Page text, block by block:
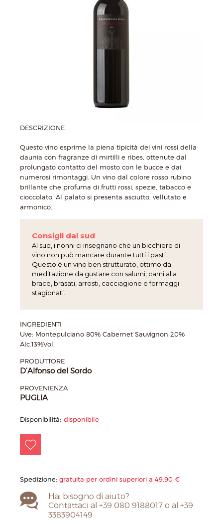
DESCRIZIONE
Questo vino esprime la piena tipicità dei vini rossi della
daunia con fragranze di mirtilli e ribes, ottenute dal
prolungato contatto del mosto con le bucce e dai
numerosi rimontaggi. Un vino dal colore rosso rubino
brillante che profuma di frutti rossi, spezie, tabacco e
cioccolato. Al palato si presenta asciutto, vellutato e
armonico.
Consigli dal sud
Al sud, i nonni ci insegnano che un bicchiere di
vino non può mancare durante tutti i pasti.
Questo è un vino ben strutturato, ottimo da
meditazione da gustare con salumi, carni alla
brace, brasati, arrosti, cacciagione e formaggi
stagionati.
INGREDIENTI
Uve: Montepulciano 80% Cabernet Sauvignon 20%
Alc.13%Vol.
PRODUTTORE
D’Alfonso del Sordo
PROVENIENZA
PUGLIA
Disponibilità: disponibile
Spedizione: gratuita per ordini superiori a 49,90 €
Hai bisogno di aiuto?
Contattaci al +39 080 9188017 o al +39
3383904149